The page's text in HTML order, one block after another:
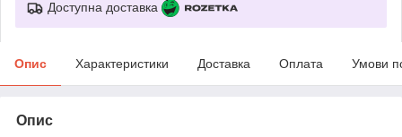
Доступна доставка
Опис Характеристики Доставка Оплата Умови
Опис